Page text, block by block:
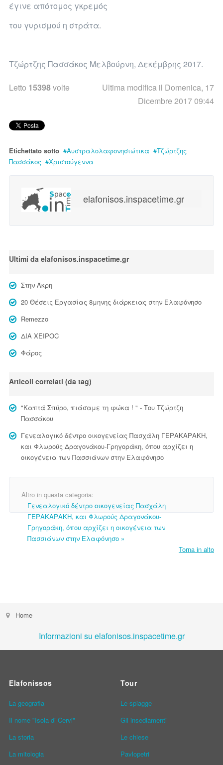
έγινε απότομος γκρεμός
του γυρισμού η στράτα.
Τζώρτζης Πασσάκος Μελβούρνη, Δεκέμβρης 2017.
Letto 15398volte
Ultima modifica il Domenica, 17
Dicembre 2017 09:44
Etichettato sotto Αυστραλολαφονησιώτικα
Τζώρτζης
Πασσάκος
Χριστούγεννα
elafonisos.inspacetime.gr
Ultimi da elafonisos.inspacetime.gr
Στην Άκρη
20 Θέσεις Εργασίας 8μηνης διάρκειας στην Ελαφόνησο
Remezzo
ΔΙΑ ΧΕΙΡΟC
Φάρος
Articoli correlati (da tag)
"Καπτά Σπύρο, πιάσαμε τη φώκα ! " - Του Τζώρτζη
Πασσάκου
Γενεαλογικό δέντρο οικογενείας Πασχάλη ΓΕΡΑΚΑΡΑΚΗ,
και Φλωρούς Δραγονάκου-Γρηγοράκη, όπου αρχίζει η
οικογένεια των Πασσιάνων στην Ελαφόνησο
Altro in questa categoria:
Γενεαλογικό δέντρο οικογενείας Πασχάλη
ΓΕΡΑΚΑΡΑΚΗ, και Φλωρούς Δραγονάκου-
Γρηγοράκη, όπου αρχίζει η οικογένεια των
Πασσιάνων στην Ελαφόνησο »
Torna in alto
Home
Informazioni su elafonisos.inspacetime.gr
Elafonissos
La geografia
Il nome "Isola di Cervi"
La storia
La mitologia
Tour
Le spiagge
Gli insediamenti
Le chiese
Pavlopetri